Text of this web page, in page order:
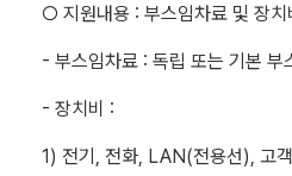
○ 지원내용 : 부스임차료 및 장
- 부스임차료 : 독립 또는 기본 부
- 장치비 :
1) 전기, 전화, LAN(전용선), 고